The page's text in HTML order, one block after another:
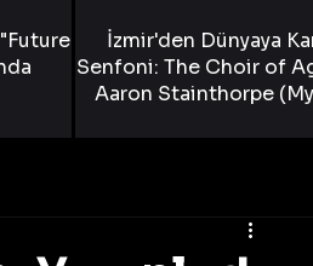
İzmir'den Dünyaya
Senfoni: The Choir of
Aaron Stainthorpe